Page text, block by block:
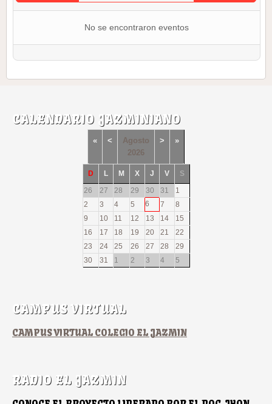
No se encontraron eventos
CALENDARIO JAZMINIANO
« <
Agosto
2026
> »
D L M X J V
S
26
27 28 29 30 31
1
2
3 4 5 6 7
8
9
10 11 12 13 14
15
16
17 18 19 20 21
22
23
24 25 26 27 28
29
30
31 1 2 3 4 5
CAMPUS VIRTUAL
CAMPUS VIRTUAL COLEGIO EL JAZMIN
RADIO EL JAZMIN